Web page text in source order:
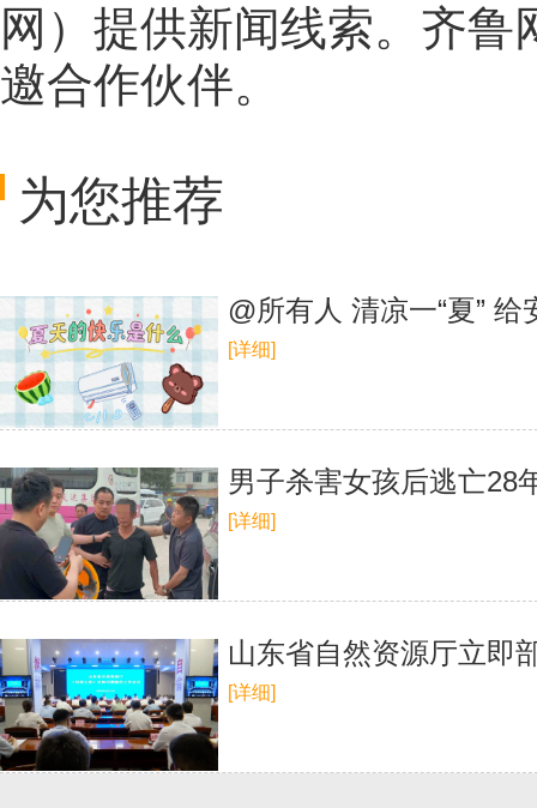
网 ）提供新闻线索。齐鲁
邀合作伙伴。
为您推荐
@所有人 清凉一“夏”
[详细]
男子杀害女孩后逃亡28
[详细]
山东省自然资源厅立即
[详细]